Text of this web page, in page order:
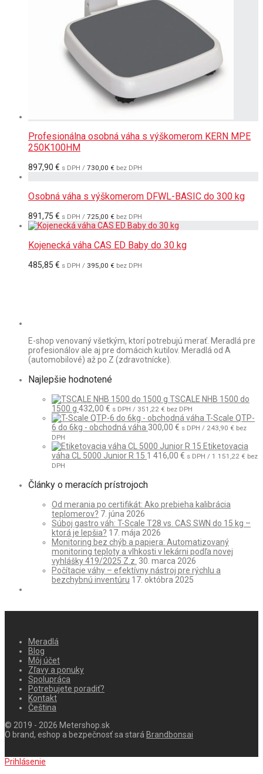
Profesionálna osobná váha s výškomerom KERN MPE
250K100HM
897,90 € s DPH / 730,00 € bez DPH
Osobná váha s výškomerom DFWL-BASIC do 300 kg
891,75 € s DPH / 725,00 € bez DPH
Kojenecká váha CAS ED Baby do 30 kg
485,85 € s DPH / 395,00 € bez DPH
E-shop venovaný všetkým, ktorí potrebujú merať. Meradlá pre
profesionálov ale aj pre domácich kutilov. Meradlá od A
(automobilové) až po Z (zdravotnícke).
Najlepšie hodnotené
TSCALE NHB 1500 do
1500 g 432,00 € s DPH / 351,22 € bez DPH
T-Scale QTP-
6 do 6kg - obchodná váha 300,00 € s DPH / 243,90 € bez
DPH
Etiketovacia
váha CL 5000 Junior R 15 1 416,00 € s DPH / 1 151,22 € bez
DPH
Články o meracích prístrojoch
Od merania po certifikát: Ako prebieha kalibrácia
teplomerov? 7. júna 2026
Súboj gastro váh: T-Scale T28 vs. CAS SWN do 15 kg –
ktorá je lepšia? 17. mája 2026
Monitoring bez chýb a papiera: Automatizovaný
monitoring teploty a vlhkosti v lekárni podľa novej
vyhlášky 419/2025 Z.z. 30. marca 2026
Počítacie váhy – efektívny nástroj pre rýchlu a
bezchybnú inventúru 17. októbra 2025
Meradlá
Blog
Môj účet
Zľavy a ponuky
Spolupráca
Potrebujete poradiť?
Kontakt
Čeština
© 2019 - 2026 Metershop.sk
O brand, eshop a bezpečnosť sa stará Brandbonsai
Prihlásenie